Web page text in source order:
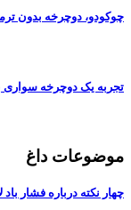
دوچرخه بدون ترمز و
یک دوچرخه سواری بی
داغ
درباره فشار باد